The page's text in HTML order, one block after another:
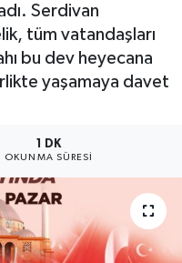
Serdivan
tüm vatandaşları
bu dev heyecana
yaşamaya davet
1 DK
OKUNMA SÜRESI